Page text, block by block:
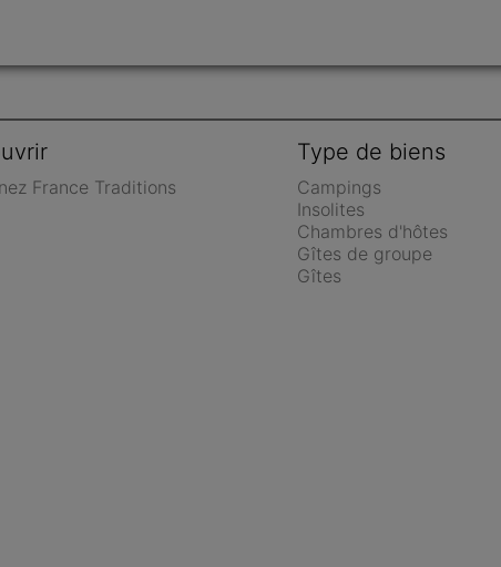
France Traditions
Type de biens
Campings
Insolites
Chambres d'hôtes
Gîtes de groupe
Gîtes